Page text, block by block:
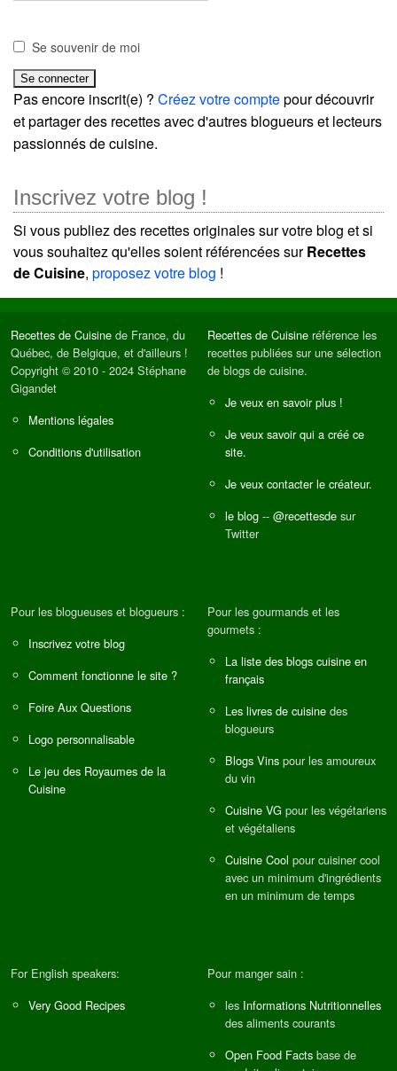
Se souvenir de moi
Pas encore inscrit(e) ? Créez votre comptepour découvrir
et partager des recettes avec d'autres blogueurs et lecteurs
passionnés de cuisine.
Inscrivez votre blog !
Si vous publiez des recettes originales sur votre blog et si
vous souhaitez qu'elles soient référencées surRecettes
de Cuisine, proposez votre blog !
Recettes de Cuisine de France, du
Québec, de Belgique, et d'ailleurs !
Copyright © 2010 - 2024 Stéphane
Gigandet
Mentions légales
Conditions d'utilisation
Recettes de Cuisine référence les
recettes publiées sur une sélection
de blogs de cuisine.
Je veux en savoir plus !
Je veux savoir qui a créé ce
site.
Je veux contacter le créateur.
le blog -- @recettesde sur
Twitter
Pour les blogueuses et blogueurs :
Inscrivez votre blog
Comment fonctionne le site ?
Foire Aux Questions
Logo personnalisable
Le jeu des Royaumes de la
Cuisine
Pour les gourmands et les
gourmets :
La liste des blogs cuisine en
français
Les livres de cuisine des
blogueurs
Blogs Vins pour les amoureux
du vin
Cuisine VG pour les végétariens
et végétaliens
Cuisine Cool pour cuisiner cool
avec un minimum d'ingrédients
en un minimum de temps
For English speakers:
Very Good Recipes
Pour manger sain :
les Informations Nutritionnelles
des aliments courants
Open Food Facts base de